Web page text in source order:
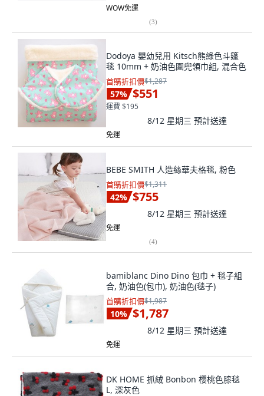
WOW免運
(3)
Dodoya 嬰幼兒用 Kitsch熊綠色斗篷
毯 10mm + 奶油色圍兜領巾組, 混合色
首購折扣價$1,287
57% $551
運費 $195
8/12 星期三 預計送達
免運
BEBE SMITH 人造絲華夫格毯, 粉色
首購折扣價$1,311
42% $755
8/12 星期三 預計送達
免運
(4)
bamiblanc Dino Dino 包巾 + 毯子組
合, 奶油色(包巾), 奶油色(毯子)
首購折扣價$1,987
10% $1,787
8/12 星期三 預計送達
免運
DK HOME 抓絨 Bonbon 櫻桃色膝毯
L, 深灰色